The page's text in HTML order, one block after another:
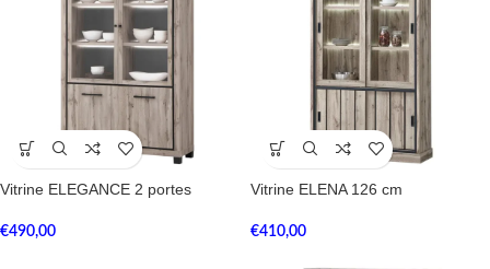
Vitrine ELEGANCE 2 portes
€490,00
Vitrine ELENA 126 cm
€410,00